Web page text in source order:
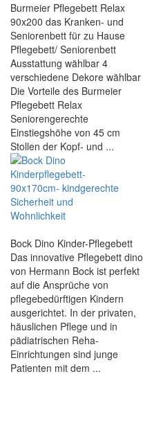
Burmeier Pflegebett Relax
90x200 das Kranken- und
Seniorenbett für zu Hause
Pflegebett/ Seniorenbett
Ausstattung wählbar 4
verschiedene Dekore wählbar
Die Vorteile des Burmeier
Pflegebett Relax
Seniorengerechte
Einstiegshöhe von 45 cm
Stollen der Kopf- und ...
Bock Dino Kinder-Pflegebett
Das innovative Pflegebett dino
von Hermann Bock ist perfekt
auf die Ansprüche von
pflegebedürftigen Kindern
ausgerichtet. In der privaten,
häuslichen Pflege und in
pädiatrischen Reha-
Einrichtungen sind junge
Patienten mit dem ...